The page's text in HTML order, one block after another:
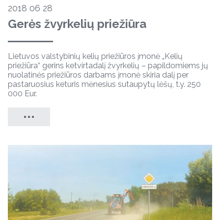
2018 06 28
Gerės žvyrkelių priežiūra
Lietuvos valstybinių kelių priežiūros įmonė „Kelių
priežiūra“ gerins ketvirtadalį žvyrkelių – papildomiems jų
nuolatinės priežiūros darbams įmonė skiria dalį per
pastaruosius keturis mėnesius sutaupytų lėšų, t.y. 250
000 Eur.